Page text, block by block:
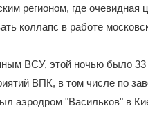
регионом, где
коллапс в работе
ВСУ, этой ночью было
ВПК, в том числе по
аэродром "Васильков" в